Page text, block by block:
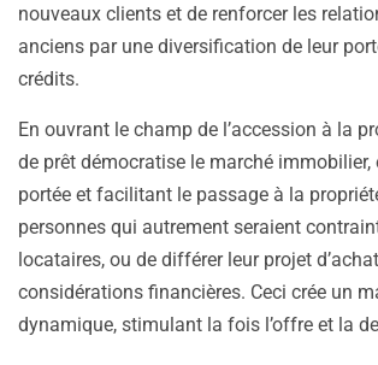
nouveaux clients et de renforcer les
anciens par une diversification de leur
crédits.
En ouvrant le champ de l’accession à la
de prêt démocratise le marché immobilier,
portée et facilitant le passage à la
personnes qui autrement seraient
locataires, ou de différer leur projet
considérations financières. Ceci crée un
dynamique, stimulant la fois l’offre et la